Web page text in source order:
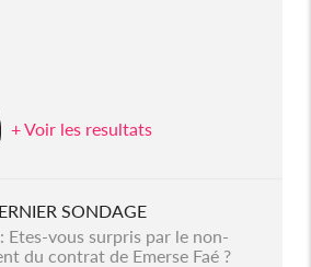
+ Voir les resultats
SONDAGE
Etes-vous surpris par le non-
du contrat de Emerse Faé ?